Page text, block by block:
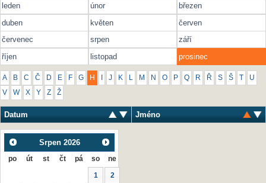
leden únor
březen
duben
květen
červen
červenec
srpen
září
říjen
listopad prosinec
A B C Č D E F G H J K L M N O P Q R Ř S Š U
V W X Y Z Ž
Datum Jméno
Srpen 2026
po út st čt pá so ne
1 2